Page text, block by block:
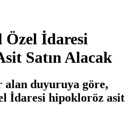
İdaresi
Satın Alacak
alan duyuruya göre,
İdaresi hipokloröz asit